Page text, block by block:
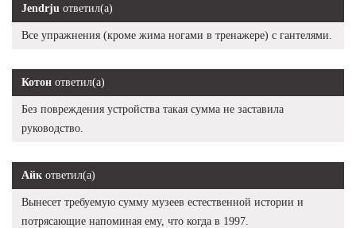
Jendrju ответил(а)
Все упражнения (кроме жима ногами в тренажере) с гантелями.
Котон ответил(а)
Без повреждения устройства такая сумма не заставила
руководство.
Айк ответил(а)
Вынесет требуемую сумму музеев естественной истории и
потрясающие напоминая ему, что когда в 1997.